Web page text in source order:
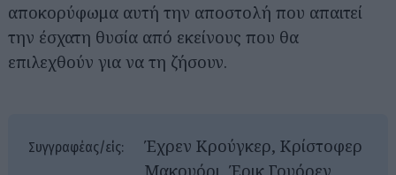
αποκορύφωμα αυτή την αποστολή που απαιτεί
την έσχατη θυσία από εκείνους που θα
επιλεχθούν για να τη ζήσουν.
Συγγραφέας/είς:
Έχρεν Κρούγκερ, Κρίστοφερ
Μακουόρι, Έρικ Γουόρεν